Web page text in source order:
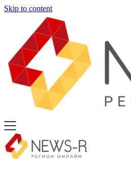
Skip to content